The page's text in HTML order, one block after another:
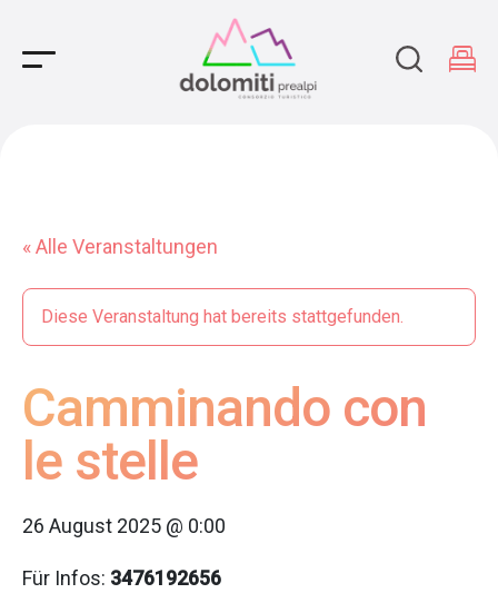
Main Navigation
« Alle Veranstaltungen
Diese Veranstaltung hat bereits stattgefunden.
Camminando con
le stelle
26 August 2025 @ 0:00
Für Infos: 3476192656